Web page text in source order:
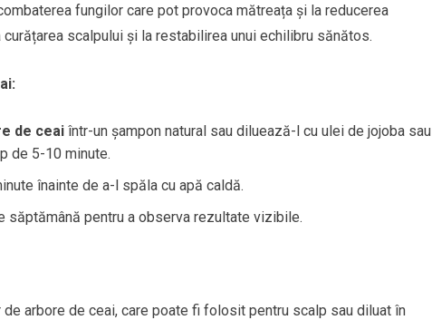
fungilor care pot provoca mătreața și la reducerea
scalpului și la restabilirea unui echilibru sănătos.
de ceai într-un șampon natural sau diluează-l cu ulei de jojoba sau
de 5-10 minute.
înainte de a-l spăla cu apă caldă.
pentru a observa rezultate vizibile.
de arbore de ceai, care poate fi folosit pentru scalp sau diluat în